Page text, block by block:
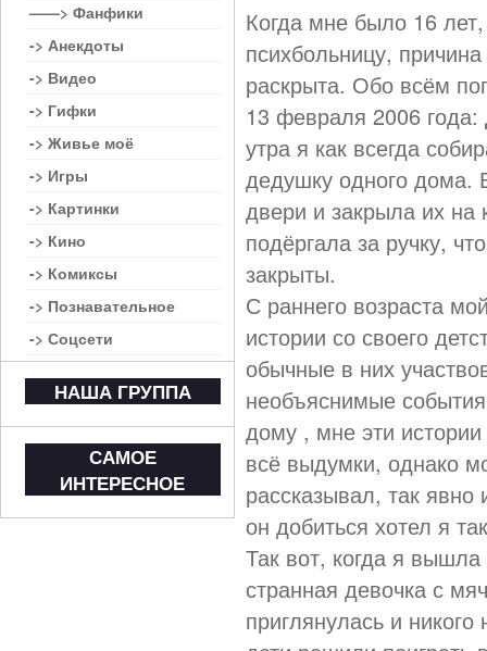
Когда мне было 16
психбольницу,
раскрыта. Обо всём
13 февраля 2006
утра я как всегда
дедушку одного дома.
двери и закрыла их на
подёргала за ручку,
закрыты.
С раннего возраста
истории со своего
обычные в них
необъяснимые
дому , мне эти
всё выдумки, однако
рассказывал, так
он добиться хотел я
Так вот, когда я
странная девочка с
приглянулась и
——> Фанфики
-> Анекдоты
-> Видео
-> Гифки
-> Живье моё
-> Игры
-> Картинки
-> Кино
-> Комиксы
-> Познавательное
-> Соцсети
НАША ГРУППА
САМОЕ
ИНТЕРЕСНОЕ